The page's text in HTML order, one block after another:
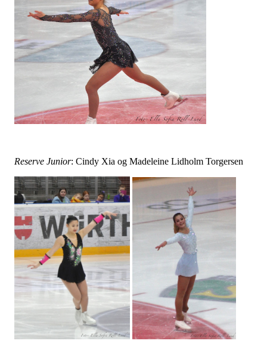
Reserve Junior: Cindy Xia og Madeleine Lidholm Torgersen